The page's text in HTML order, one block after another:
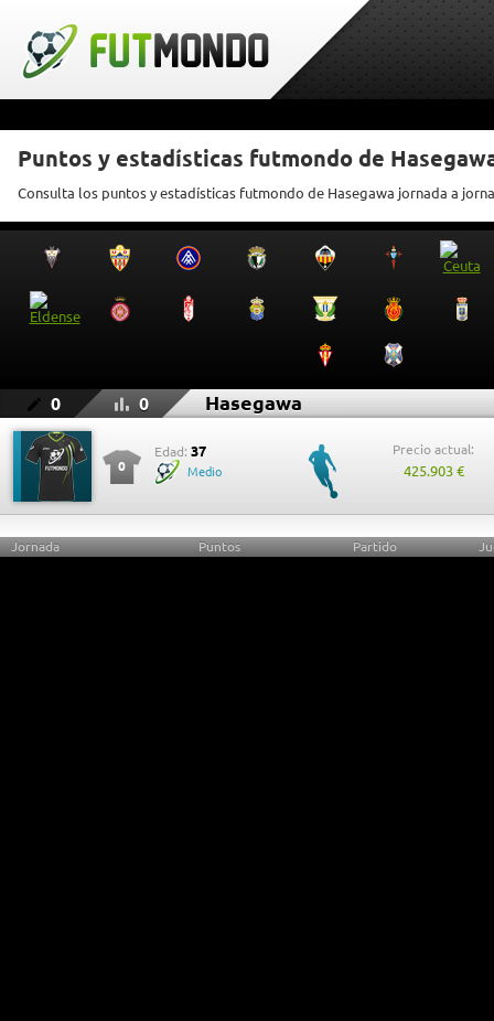
Puntos y estadísticas futmondo de
Consulta los puntos y estadísticas futmondo de Hasegawa jornada a
0 0 Hasegawa
0
Edad: 37
Medio
Precio actual:
425.903 €
Jornada Puntos Partido